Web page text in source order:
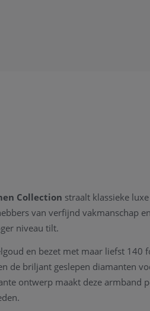
Collection straalt klassieke
van verfijnd vakmanschap
niveau tilt.
en bezet met maar liefst 140
de briljant geslepen diamanten
ontwerp maakt deze armband